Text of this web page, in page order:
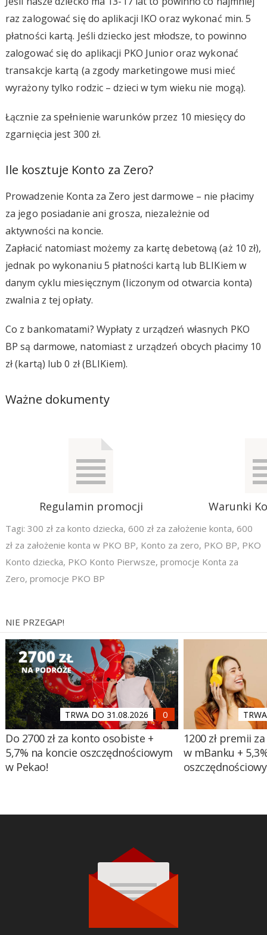
raz zalogować się do aplikacji IKO oraz wykonać min. 5
płatności kartą. Jeśli dziecko jest młodsze, to powinno
zalogować się do aplikacji PKO Junior oraz wykonać
transakcje kartą (a zgody marketingowe musi mieć
wyrażony tylko rodzic – dzieci w tym wieku nie mogą).
Łącznie za spełnienie warunków przez 10 miesięcy do
zgarnięcia jest 300 zł.
Ile kosztuje Konto za Zero?
Prowadzenie Konta za Zero jest darmowe – nie płacimy
za jego posiadanie ani grosza, niezależnie od
aktywności na koncie.
Zapłacić natomiast możemy za kartę debetową (aż 10 zł),
jednak po wykonaniu 5 płatności kartą lub BLIKiem w
danym cyklu miesięcznym (liczonym od otwarcia konta)
zwalnia z tej opłaty.
Co z bankomatami? Wypłaty z urządzeń własnych PKO
BP są darmowe, natomiast z urządzeń obcych płacimy 10
zł (kartą) lub 0 zł (BLIKiem).
Ważne dokumenty
Regulamin promocji Warunki
Tagi: 300 zł za konto dziecka, 600 zł za założenie konta, 600
zł za założenie konta w PKO BP, Konto za zero, PKO BP, PKO
Konto dziecka, PKO Konto Pierwsze, promocje Konta za
Zero, promocje PKO BP
NIE PRZEGAP!
TRWA DO 31.08.2026
Do 2700 zł za konto osobiste +
5,7% na koncie oszczędnościowym
w Pekao!
1200 zł premii
w mBanku +